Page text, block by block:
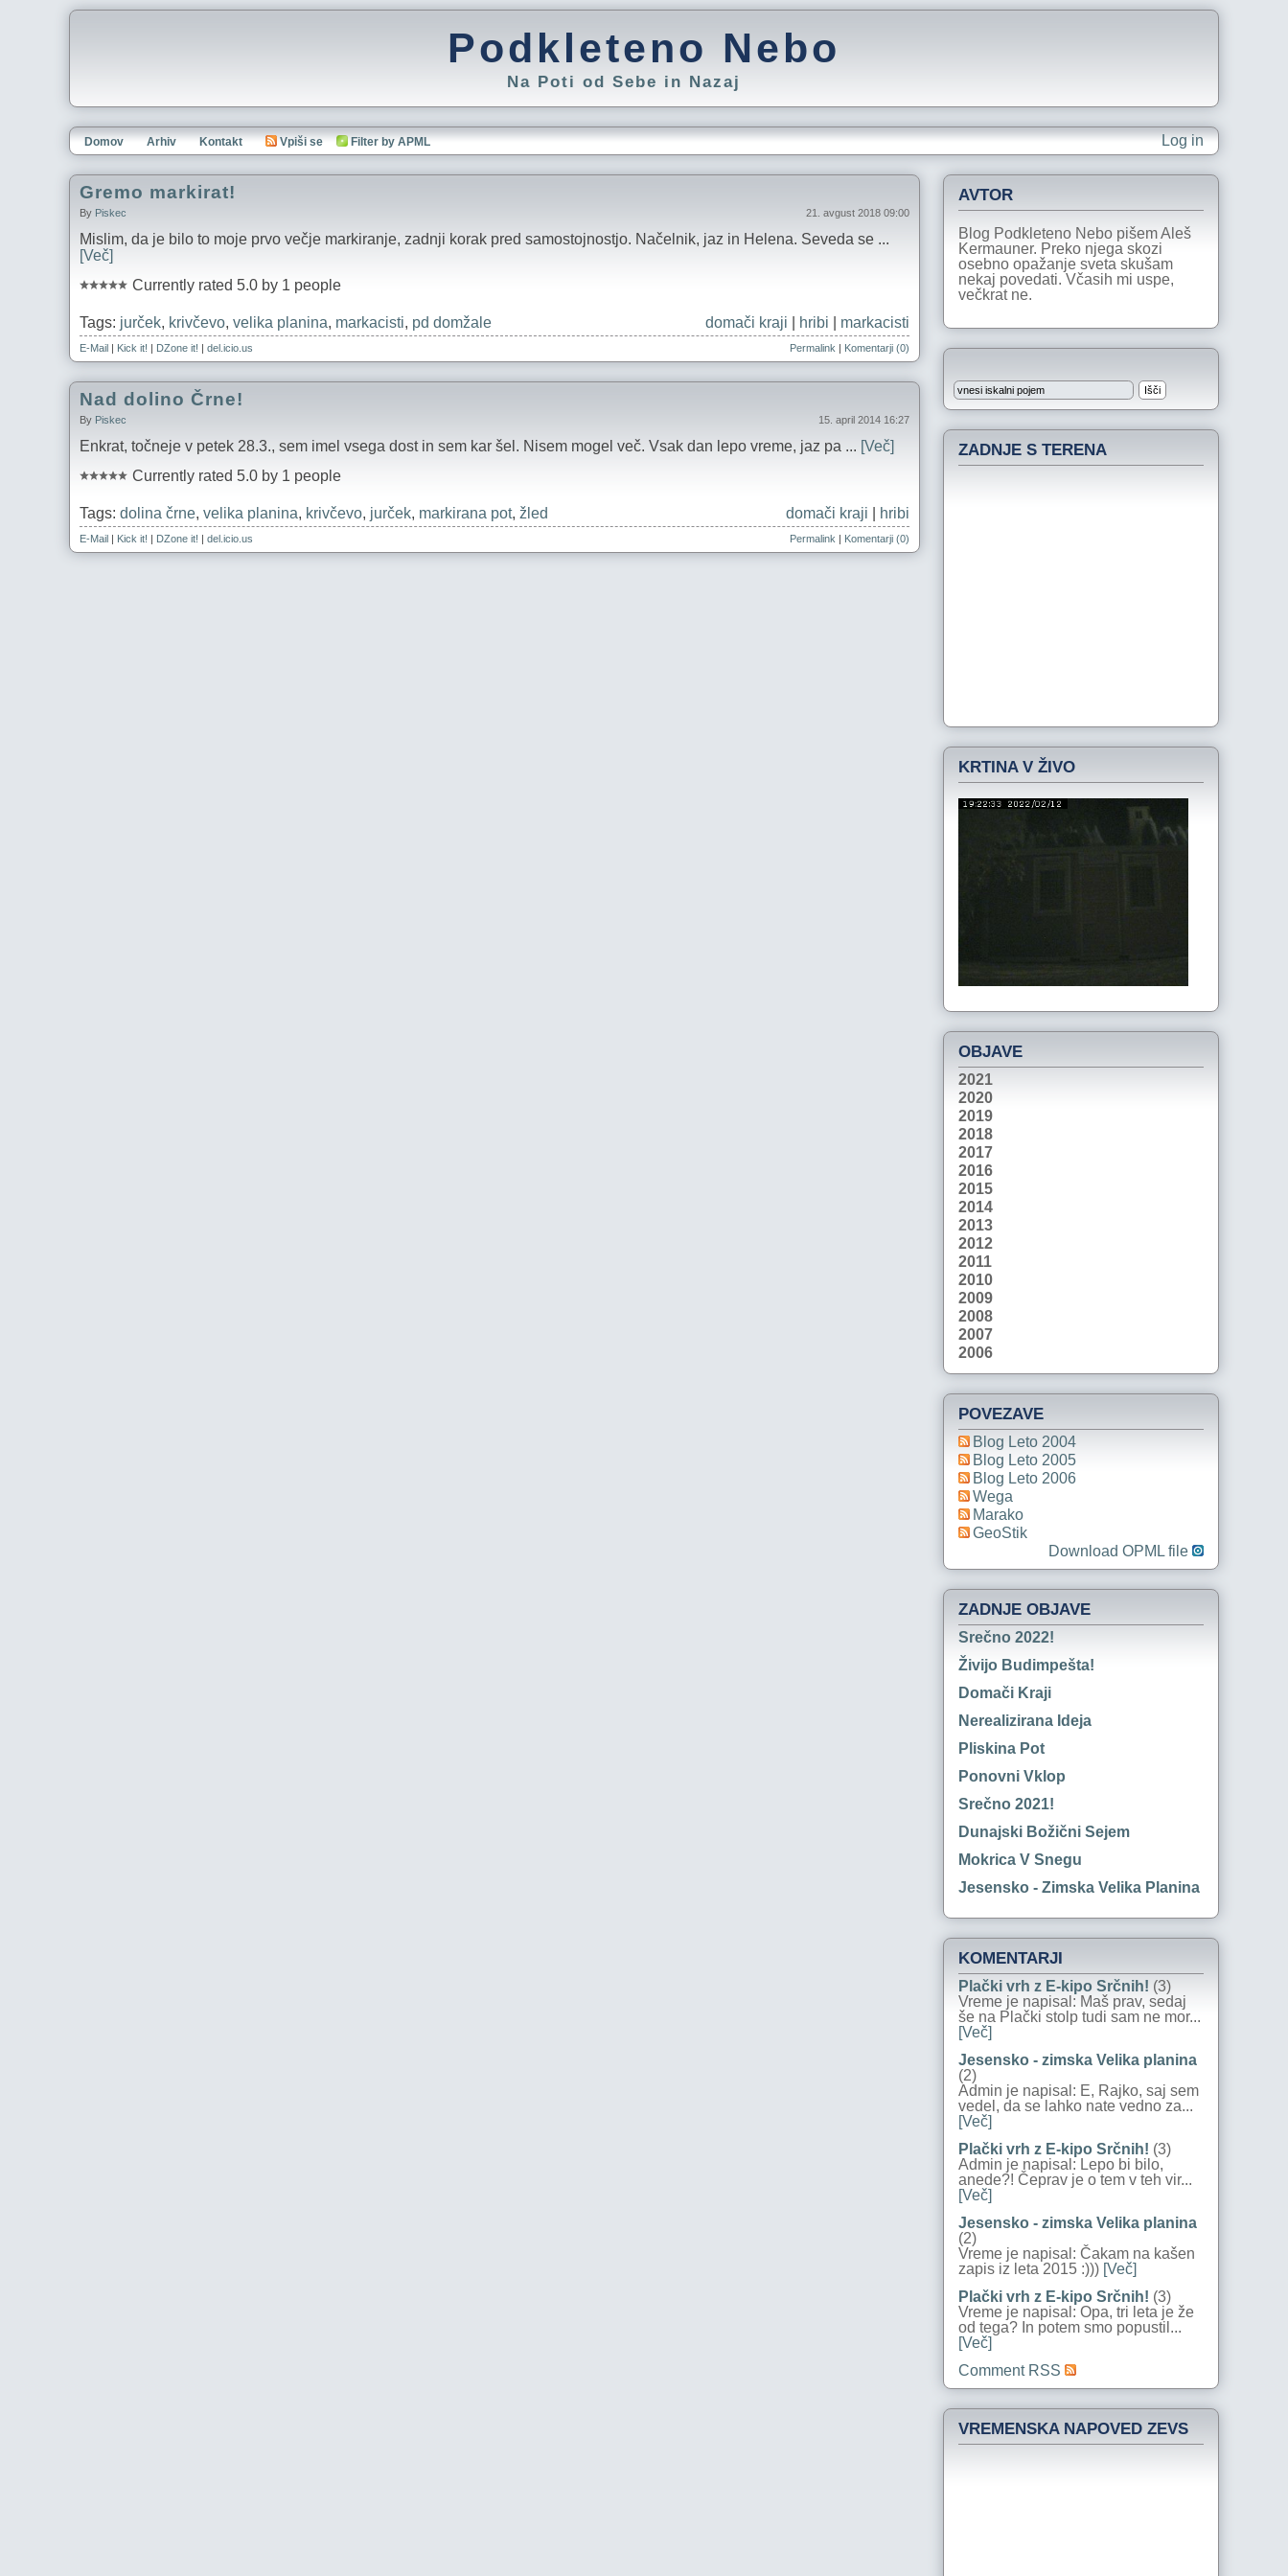
Podkleteno Nebo
Na Poti od Sebe in Nazaj
Log in
Domov Arhiv Kontakt Vpiši se Filter by APML
Gremo markirat!
By Piskec 21. avgust 2018 09:00
Mislim, da je bilo to moje prvo večje markiranje, zadnji korak pred samostojnostjo. Načelnik, jaz in Helena. Seveda se ...
[Več]
Currently rated 5.0 by 1 people
Tags: jurček, krivčevo, velika planina, markacisti, pd domžale domači kraji hribi markacisti
E-Mail | Kick it! | DZone it! | del.icio.us Permalink | Komentarji (0)
Nad dolino Črne!
By Piskec 15. april 2014 16:27
Enkrat, točneje v petek 28.3., sem imel vsega dost in sem kar šel. Nisem mogel več. Vsak dan lepo vreme, jaz pa ... [Več]
Currently rated 5.0 by 1 people
Tags: dolina črne, velika planina, krivčevo, jurček, markirana pot, žled domači kraji hribi
E-Mail | Kick it! | DZone it! | del.icio.us Permalink | Komentarji (0)
AVTOR
Blog Podkleteno Nebo pišem Aleš
Kermauner. Preko njega skozi
osebno opažanje sveta skušam
nekaj povedati. Včasih mi uspe,
večkrat ne.
ZADNJE S TERENA
KRTINA V ŽIVO
OBJAVE
2021
2020
2019
2018
2017
2016
2015
2014
2013
2012
2011
2010
2009
2008
2007
2006
POVEZAVE
Blog Leto 2004
Blog Leto 2005
Blog Leto 2006
Wega
Marako
GeoStik
Download OPML file
ZADNJE OBJAVE
Srečno 2022!
Živijo Budimpešta!
Domači Kraji
Nerealizirana Ideja
Pliskina Pot
Ponovni Vklop
Srečno 2021!
Dunajski Božični Sejem
Mokrica V Snegu
Jesensko - Zimska Velika Planina
KOMENTARJI
Plački vrh z E-kipo Srčnih! (3)
Vreme je napisal: Maš prav, sedaj
še na Plački stolp tudi sam ne mor...
[Več]
Jesensko - zimska Velika planina
(2)
Admin je napisal: E, Rajko, saj sem
vedel, da se lahko nate vedno za...
[Več]
Plački vrh z E-kipo Srčnih! (3)
Admin je napisal: Lepo bi bilo,
anede?! Čeprav je o tem v teh vir...
[Več]
Jesensko - zimska Velika planina
(2)
Vreme je napisal: Čakam na kašen
zapis iz leta 2015 :))) [Več]
Plački vrh z E-kipo Srčnih! (3)
Vreme je napisal: Opa, tri leta je že
od tega? In potem smo popustil...
[Več]
Comment RSS
VREMENSKA NAPOVED ZEVS